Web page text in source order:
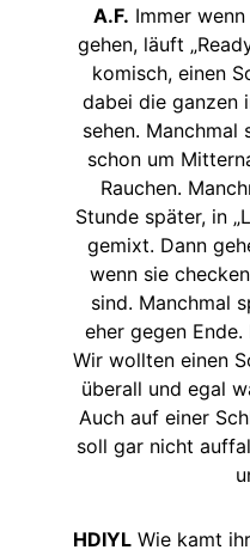
A.F. Immer
gehen, läuft
komisch, einen
dabei die ganzen
sehen. Manchmal
schon um
Rauchen.
Stunde später, in
gemixt. Dann
wenn sie
sind. Manchmal
eher gegen
Wir wollten einen
überall und egal
Auch auf einer
soll gar nicht
HDIYLWie kamt